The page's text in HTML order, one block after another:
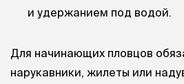
и удержанием под водой.
Для начинающих пловцов
нарукавники, жилеты или